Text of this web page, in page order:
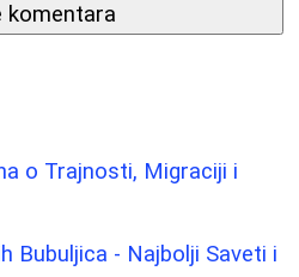
komentara
o Trajnosti, Migraciji i
Bubuljica - Najbolji Saveti i